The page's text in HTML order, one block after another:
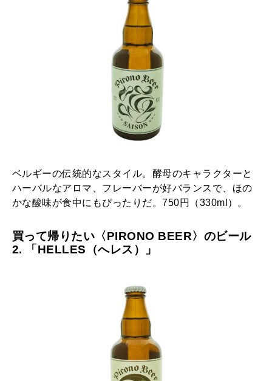
ベルギーの伝統的なスタイル。酵母のキャラクターと
ハーバルなアロマ、フレーバーが好バランスで、ほの
かな酸味が食中にもぴったりだ。750円（330ml）。
買って帰りたい〈PIRONO BEER〉のビール
2. 「HELLES（へレス）」